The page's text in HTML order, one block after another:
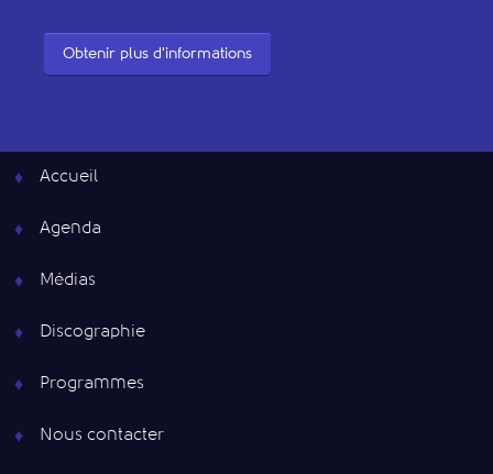
Obtenir plus d'informations
Accueil
Agenda
Médias
Discographie
Programmes
Nous contacter